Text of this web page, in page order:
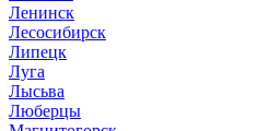
Ленинск
Лесосибирск
Липецк
Луга
Лысьва
Люберцы